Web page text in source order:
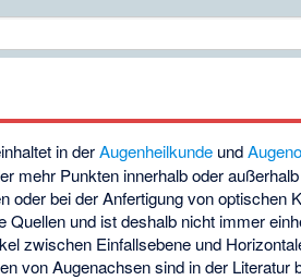
in derAugenheilkunde und
mehr Punkten innerhalb oder
oder bei der Anfertigung von optischen
und ist deshalb nicht immer
zwischen Einfallsebene und
von Augenachsen sind in der Literatur